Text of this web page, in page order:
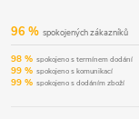
96 % spokojených zákazníků
98 % spokojeno s termínem dodání
99 % spokojeno s komunikací
99 % spokojeno s dodáním zboží